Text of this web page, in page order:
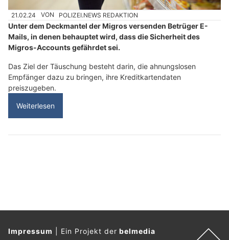
21.02.24 VON POLIZEI.NEWS REDAKTION
Unter dem Deckmantel der Migros versenden Betrüger E-
Mails, in denen behauptet wird, dass die Sicherheit des
Migros-Accounts gefährdet sei.
Das Ziel der Täuschung besteht darin, die ahnungslosen
Empfänger dazu zu bringen, ihre Kreditkartendaten
preiszugeben.
Weiterlesen
Impressum Ein Projekt derbelmedia